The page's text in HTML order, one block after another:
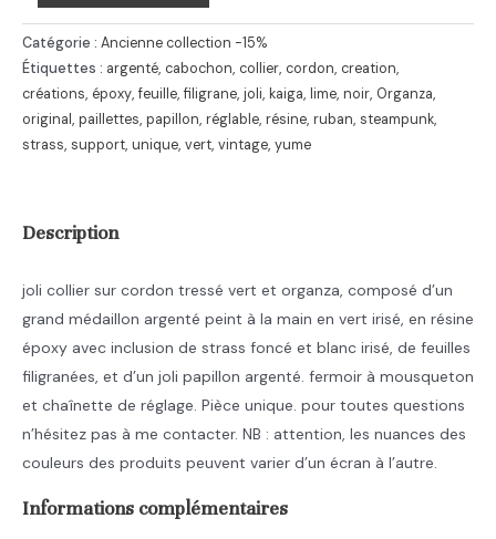
de
Collier
vintage
avec
cabochon
Catégorie : Ancienne collection -15%
Étiquettes : argenté, cabochon, collier, cordon, creation,
créations, époxy, feuille, filigrane, joli, kaiga, lime, noir, Organza,
original, paillettes, papillon, réglable, résine, ruban, steampunk,
strass, support, unique, vert, vintage, yume
Description
joli collier sur cordon tressé vert et organza, composé d’un
grand médaillon argenté peint à la main en vert irisé, en résine
époxy avec inclusion de strass foncé et blanc irisé, de feuilles
filigranées, et d’un joli papillon argenté. fermoir à mousqueton
et chaînette de réglage. Pièce unique. pour toutes questions
n’hésitez pas à me contacter. NB : attention, les nuances des
couleurs des produits peuvent varier d’un écran à l’autre.
Informations complémentaires